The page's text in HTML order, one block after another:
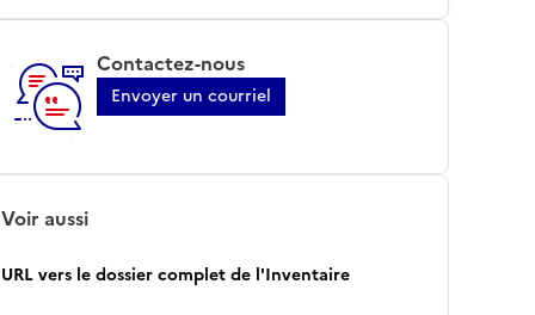
Contactez-nous
Envoyer un courriel
Voir aussi
URL vers le dossier complet de l'Inventaire